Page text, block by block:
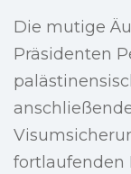
Die mutige
Präsidenten
fortlaufenden